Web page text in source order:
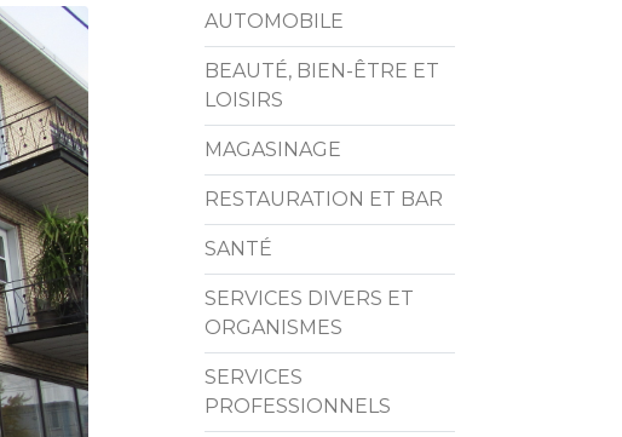
AUTOMOBILE
BEAUTÉ, BIEN-ÊTRE ET
LOISIRS
MAGASINAGE
RESTAURATION ET BAR
SANTÉ
SERVICES DIVERS ET
ORGANISMES
SERVICES
PROFESSIONNELS